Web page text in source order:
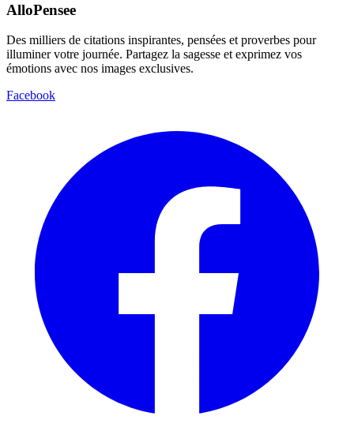
AlloPensee
Des milliers de citations inspirantes, pensées et proverbes pour
illuminer votre journée. Partagez la sagesse et exprimez vos
émotions avec nos images exclusives.
Facebook